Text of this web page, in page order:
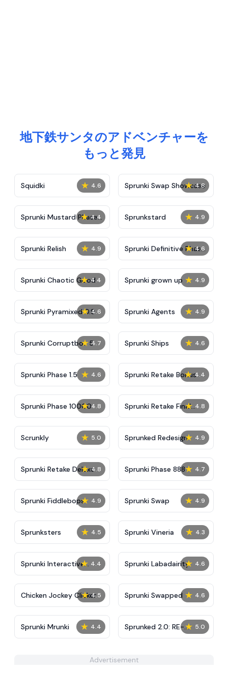
地下鉄サンタのアドベンチャーを
もっと発見
★ 4.6
Squidki ★ 4.8
Sprunki Swap Showcase
★ 4.4
Sprunki Mustard Phase
2
★ 4.9
Sprunkstard
★ 4.9
Sprunki Relish ★ 4.6
Sprunki Definitive Phase
7
★ 4.4
Sprunki Chaotic Good ★ 4.9
Sprunki grown up
★ 4.6
Sprunki Pyramixed 0.9 ★ 4.9
Sprunki Agents
★ 4.7
Sprunki Corruptbox 5 ★ 4.6
Sprunki Ships
★ 4.6
Sprunki Phase 1.5 ★ 4.4
Sprunki Retake Bonus
★ 4.8
Sprunki Phase 10000 ★ 4.8
Sprunki Retake Final
Update
★ 5.0
Scrunkly ★ 4.9
Sprunked Redesign
★ 4.8
Sprunki Retake Deluxe ★ 4.7
Sprunki Phase 888
★ 4.9
Sprunki Fiddlebops ★ 4.9
Sprunki Swap
★ 4.5
Sprunksters ★ 4.3
Sprunki Vineria
★ 4.4
Sprunki Interactive
Tunner
★ 4.6
Sprunki Labadairity
★ 4.5
Chicken Jockey Clicker ★ 4.6
Sprunki Swapped
★ 4.4
Sprunki Mrunki ★ 5.0
Sprunked 2.0: RE-
Sprunked
Advertisement